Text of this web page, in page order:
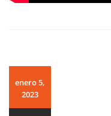
enero 5,
2023